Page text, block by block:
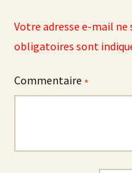
Votre adresse e-mail ne
obligatoires sont
Commentaire *